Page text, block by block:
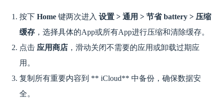
按下 Home 键两次进入 设置 > 通用 > 节省 battery > 压缩
缓存 ，选择具体的App或所有App进行压缩和清除缓存。
点击 应用商店 ，滑动关闭不需要的应用或卸载过期应
用。
复制所有重要内容到 ** iCloud** 中备份，确保数据安
全。